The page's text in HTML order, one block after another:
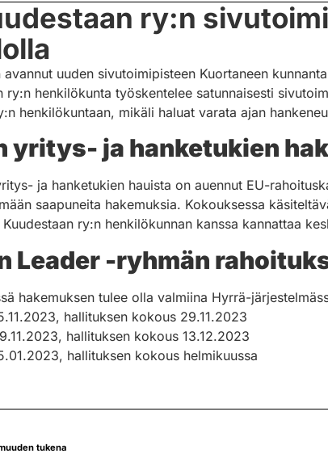
ry:n
avannut uuden sivutoimipisteen Kuortaneen
ry:n henkilökunta työskentelee satunnaisesti
henkilökuntaan, mikäli haluat varata ajan
yritys- ja hanketukien
ja hanketukien hauista on auennut EU-
saapuneita hakemuksia. Kokouksessa
ry:n henkilökunnan kanssa kannattaa
Leader -ryhmän
hakemuksen tulee olla valmiina Hyrrä-
hallituksen kokous 29.11.2023
hallituksen kokous 13.12.2023
hallituksen kokous helmikuussa
tukena